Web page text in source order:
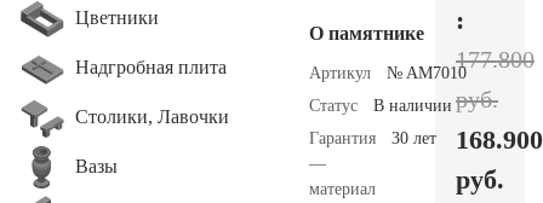
Цветники
Надгробная плита
Столики, Лавочки
Вазы
О памятнике
Артикул
№ AM7010
Статус
В наличии
Гарантия
—
материал
30 лет
:
177.800
руб.
168.900
руб.